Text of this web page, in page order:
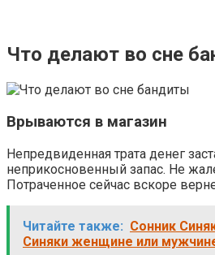
Что делают во сне
Врываются в магазин
Непредвиденная трата денег
неприкосновенный запас. Не
Потраченное сейчас вскоре
Читайте также: Сонник
Синяки женщине или